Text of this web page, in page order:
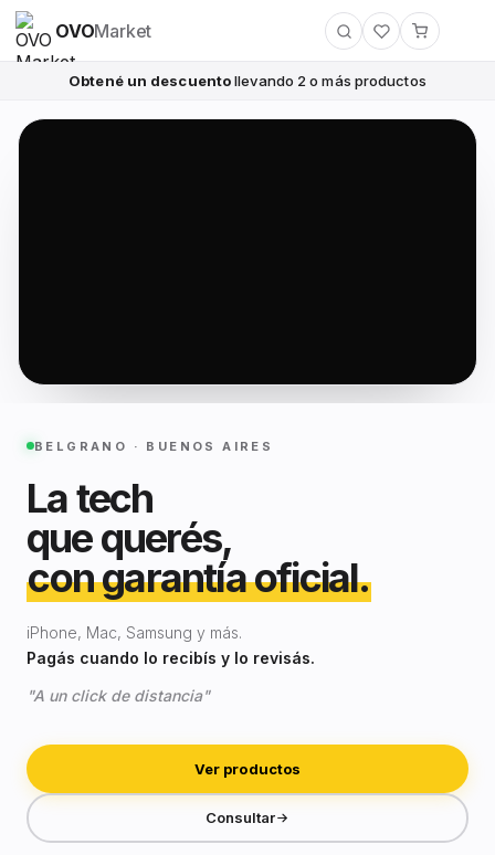
OVOMarket
Obtené un descuentollevando 2 o más productos
BELGRANO · BUENOS AIRES
La tech
que querés,
con garantía oficial.
iPhone, Mac, Samsung y más.
Pagás cuando lo recibís y lo revisás.
"A un click de distancia"
Ver productos
Consultar